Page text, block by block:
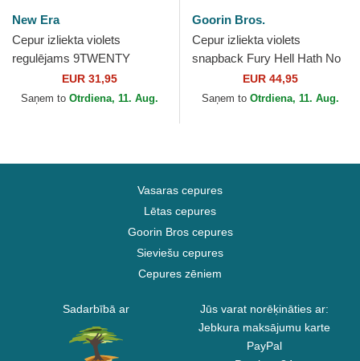
New Era
Cepur izliekta violets
regulējams 9TWENTY
Seersucker no New York
Yankees MLB no New Era
EUR 31,95
Saņem to Otrdiena, 11. Aug.
Goorin Bros.
Cepur izliekta violets
snapback Fury Hell Hath No
Wings The Farm no Goorin
Bros.
EUR 44,95
Saņem to Otrdiena, 11. Aug.
Vasaras cepures
Lētas cepures
Goorin Bros cepures
Sieviešu cepures
Cepures zēniem
Sadarbībā ar
Jūs varat norēķināties ar:
Jebkura maksājumu karte
PayPal